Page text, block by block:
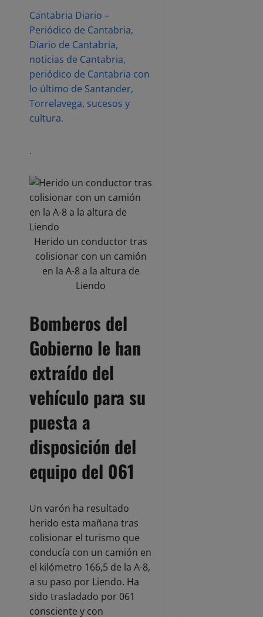
Cantabria Diario –
Periódico de Cantabria,
Diario de Cantabria,
noticias de Cantabria,
periódico de Cantabria con
lo último de Santander,
Torrelavega, sucesos y
cultura.
.
Herido un conductor tras
colisionar con un camión
en la A-8 a la altura de
Liendo
Bomberos del
Gobierno le han
extraído del
vehículo para su
puesta a
disposición del
equipo del 061
Un varón ha resultado
herido esta mañana tras
colisionar el turismo que
conducía con un camión en
el kilómetro 166,5 de la A-8,
a su paso por Liendo. Ha
sido trasladado por 061
consciente y con